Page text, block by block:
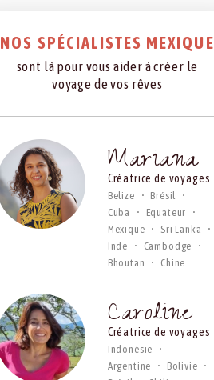
NOS SPÉCIALISTES MEXIQUE
sont là pour vous aider à créer le
voyage de vos rêves
Mariana
Créatrice de voyages
Belize
Brésil
Cuba
Equateur
Mexique
Sri Lanka
Inde
Cambodge
Bhoutan
Chine
Caroline
Créatrice de voyages
Indonésie
Argentine
Bolivie